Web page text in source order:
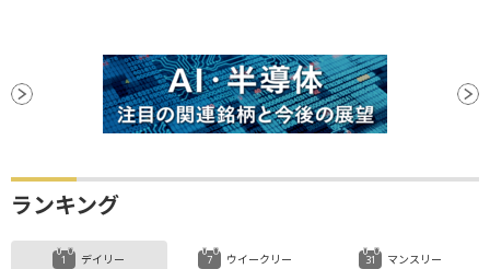
ランキング
デイリー ウイークリー マンスリー